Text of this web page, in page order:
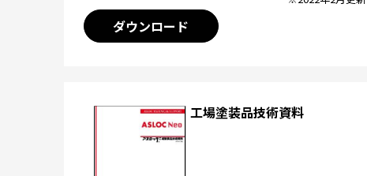
ダウンロード
工場塗装品技術資料